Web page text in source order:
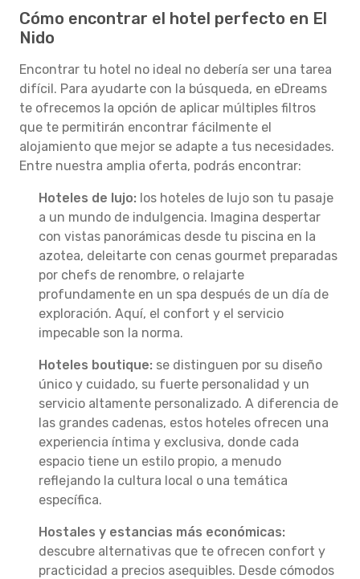
Cómo encontrar el hotel perfecto en El
Nido
Encontrar tu hotel no ideal no debería ser una tarea
difícil. Para ayudarte con la búsqueda, en eDreams
te ofrecemos la opción de aplicar múltiples filtros
que te permitirán encontrar fácilmente el
alojamiento que mejor se adapte a tus necesidades.
Entre nuestra amplia oferta, podrás encontrar:
Hoteles de lujo: los hoteles de lujo son tu pasaje
a un mundo de indulgencia. Imagina despertar
con vistas panorámicas desde tu piscina en la
azotea, deleitarte con cenas gourmet preparadas
por chefs de renombre, o relajarte
profundamente en un spa después de un día de
exploración. Aquí, el confort y el servicio
impecable son la norma.
Hoteles boutique: se distinguen por su diseño
único y cuidado, su fuerte personalidad y un
servicio altamente personalizado. A diferencia de
las grandes cadenas, estos hoteles ofrecen una
experiencia íntima y exclusiva, donde cada
espacio tiene un estilo propio, a menudo
reflejando la cultura local o una temática
específica.
Hostales y estancias más económicas:
descubre alternativas que te ofrecen confort y
practicidad a precios asequibles. Desde cómodos